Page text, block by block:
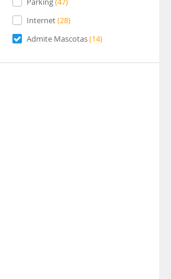
Internet(28)
Admite Mascotas(14)